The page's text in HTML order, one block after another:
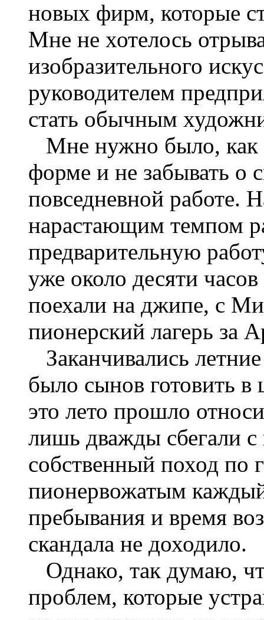
новых фирм, которые
Мне не хотелось
изобразительного
руководителем
стать обычным
Мне нужно было, как
форме и не забывать о
повседневной работе.
нарастающим темпом
предварительную
уже около десяти
поехали на джипе, с
пионерский лагерь за
Заканчивались
было сынов готовить
это лето прошло
лишь дважды сбегали с
собственный поход по
пионервожатым
пребывания и время
скандала не доходило.
Однако, так думаю,
проблем, которые